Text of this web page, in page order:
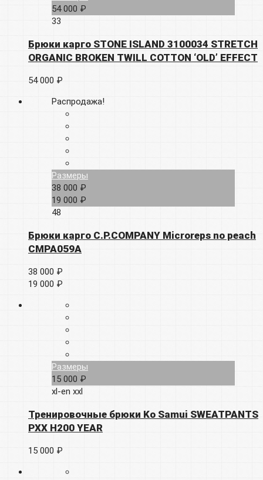
54 000 ₽
33
Брюки карго STONE ISLAND 3100034 STRETCH
ORGANIC BROKEN TWILL COTTON ‘OLD’ EFFECT
54 000 ₽
Распродажа!
Размеры
38 000 ₽
19 000 ₽
48
Брюки карго C.P.COMPANY Microreps no peach
CMPA059A
38 000 ₽
19 000 ₽
Размеры
15 000 ₽
xl-en xxl
Тренировочные брюки Ko Samui SWEATPANTS
PXX H200 YEAR
15 000 ₽